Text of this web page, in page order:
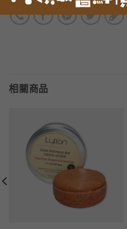
相關商品